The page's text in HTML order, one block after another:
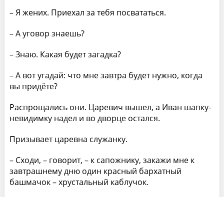
– Я жених. Приехал за тебя посвататься.
– А уговор знаешь?
– Знаю. Какая будет загадка?
– А вот угадай: что мне завтра будет нужно, когда
вы придёте?
Распрощались они. Царевич вышел, а Иван шапку-
невидимку надел и во дворце остался.
Призывает царевна служанку.
– Сходи, – говорит, – к сапожнику, закажи мне к
завтрашнему дню один красный бархатный
башмачок – хрустальный каблучок.